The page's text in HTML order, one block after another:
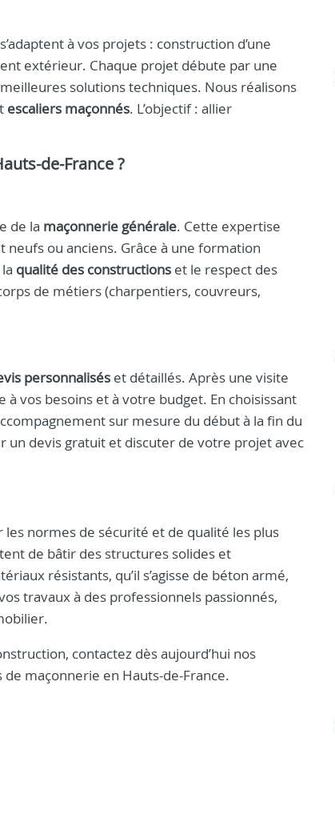
à vos projets : construction d’une
extérieur. Chaque projet débute par une
solutions techniques. Nous réalisons
escaliers maçonnés. L’objectif : allier
de-France ?
de la maçonnerie générale. Cette expertise
neufs ou anciens. Grâce à une formation
qualité des constructions et le respect des
de métiers (charpentiers, couvreurs,
personnalisés et détaillés. Après une visite
vos besoins et à votre budget. En choisissant
sur mesure du début à la fin du
un devis gratuit et discuter de votre projet avec
les normes de sécurité et de qualité les plus
de bâtir des structures solides et
résistants, qu’il s’agisse de béton armé,
travaux à des professionnels passionnés,
contactez dès aujourd’hui nos
maçonnerie en Hauts-de-France.